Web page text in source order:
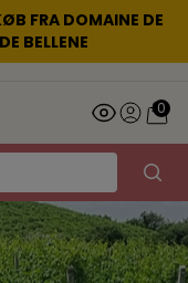
FRA DOMAINE DE
BELLENE
0